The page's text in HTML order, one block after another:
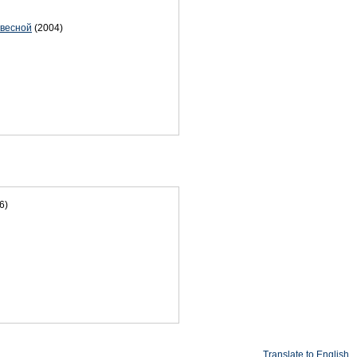
(2004)
Translate to English